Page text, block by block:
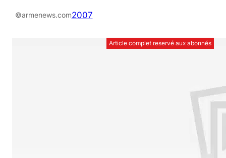
©armenews.com2007
Article complet reservé aux abonnés